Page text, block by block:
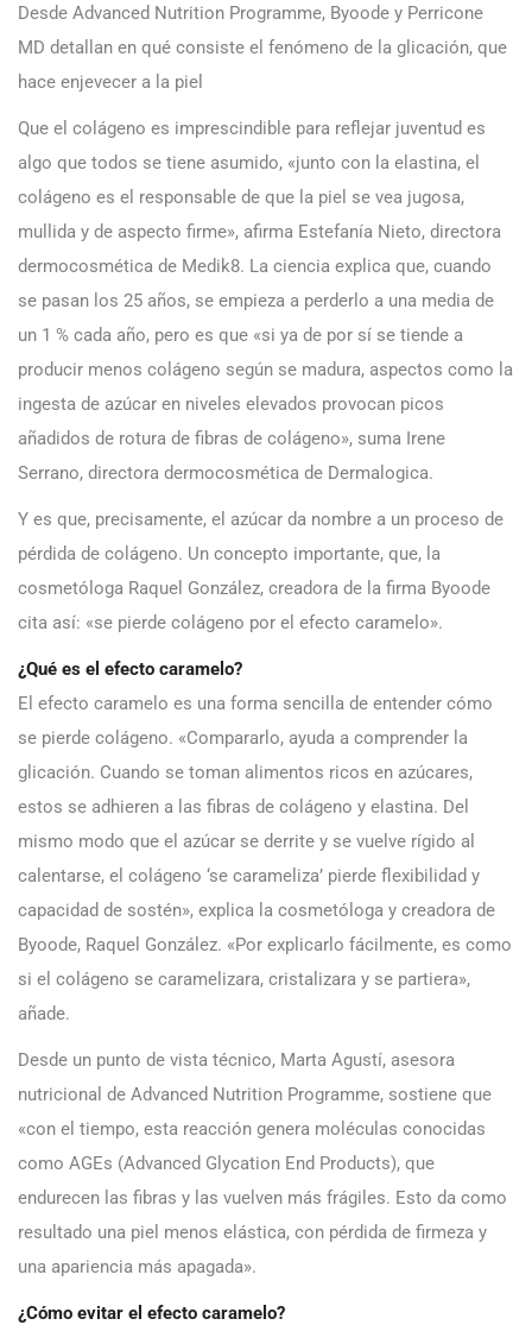
Desde Advanced Nutrition Programme, Byoode y Perricone
MD detallan en qué consiste el fenómeno de la glicación, que
hace enjevecer a la piel
Que el colágeno es imprescindible para reflejar juventud es
algo que todos se tiene asumido, «junto con la elastina, el
colágeno es el responsable de que la piel se vea jugosa,
mullida y de aspecto firme», afirma Estefanía Nieto, directora
dermocosmética de Medik8. La ciencia explica que, cuando
se pasan los 25 años, se empieza a perderlo a una media de
un 1 % cada año, pero es que «si ya de por sí se tiende a
producir menos colágeno según se madura, aspectos como la
ingesta de azúcar en niveles elevados provocan picos
añadidos de rotura de fibras de colágeno», suma Irene
Serrano, directora dermocosmética de Dermalogica.
Y es que, precisamente, el azúcar da nombre a un proceso de
pérdida de colágeno. Un concepto importante, que, la
cosmetóloga Raquel González, creadora de la firma Byoode
cita así: «se pierde colágeno por el efecto caramelo».
¿Qué es el efecto caramelo?
El efecto caramelo es una forma sencilla de entender cómo
se pierde colágeno. «Compararlo, ayuda a comprender la
glicación. Cuando se toman alimentos ricos en azúcares,
estos se adhieren a las fibras de colágeno y elastina. Del
mismo modo que el azúcar se derrite y se vuelve rígido al
calentarse, el colágeno ‘se carameliza’ pierde flexibilidad y
capacidad de sostén», explica la cosmetóloga y creadora de
Byoode, Raquel González. «Por explicarlo fácilmente, es como
si el colágeno se caramelizara, cristalizara y se partiera»,
añade.
Desde un punto de vista técnico, Marta Agustí, asesora
nutricional de Advanced Nutrition Programme, sostiene que
«con el tiempo, esta reacción genera moléculas conocidas
como AGEs (Advanced Glycation End Products), que
endurecen las fibras y las vuelven más frágiles. Esto da como
resultado una piel menos elástica, con pérdida de firmeza y
una apariencia más apagada».
¿Cómo evitar el efecto caramelo?